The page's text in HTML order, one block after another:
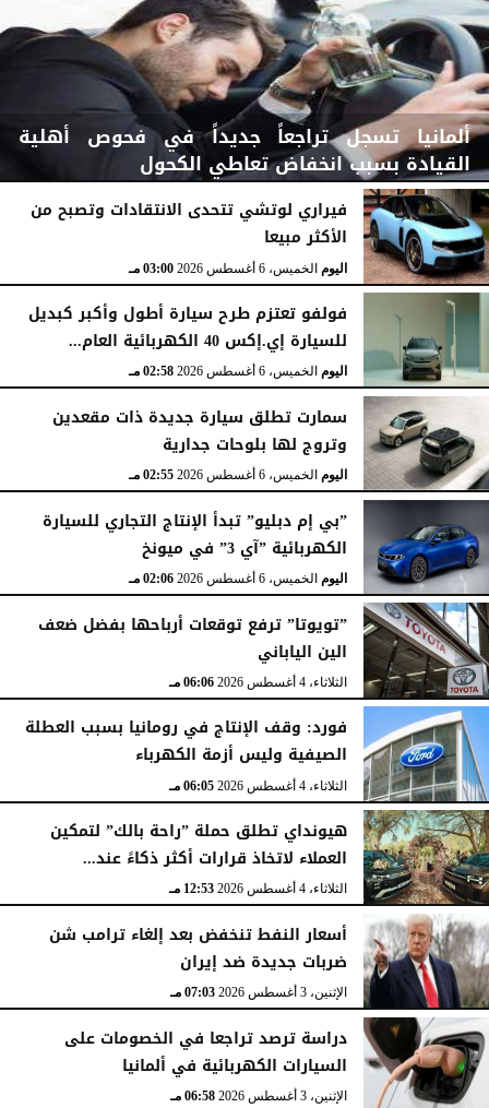
ألمانيا تسجل تراجعاً جديداً في فحوص أهلية
القيادة بسبب انخفاض تعاطي الكحول
اليوم الخميس، 6 أغسطس 2026 03:15 مـ
فيراري لوتشي تتحدى الانتقادات وتصبح من
الأكثر مبيعا
اليوم الخميس، 6 أغسطس 2026 03:00 مـ
فولفو تعتزم طرح سيارة أطول وأكبر كبديل
للسيارة إي.إكس 40 الكهربائية العام...
اليومالخميس، 6 أغسطس 2026 02:58 مـ
سمارت تطلق سيارة جديدة ذات مقعدين
وتروج لها بلوحات جدارية
اليومالخميس، 6 أغسطس 2026 02:55 مـ
”بي إم دبليو” تبدأ الإنتاج التجاري للسيارة
الكهربائية ”آي 3” في ميونخ
اليومالخميس، 6 أغسطس 2026 02:06 مـ
”تويوتا” ترفع توقعات أرباحها بفضل ضعف
الين الياباني
الثلاثاء، 4 أغسطس 2026 06:06 مـ
فورد: وقف الإنتاج في رومانيا بسبب العطلة
الصيفية وليس أزمة الكهرباء
الثلاثاء، 4 أغسطس 2026 06:05 مـ
هيونداي تطلق حملة ”راحة بالك” لتمكين
العملاء لاتخاذ قرارات أكثر ذكاءً عند...
الثلاثاء، 4 أغسطس 2026 12:53 مـ
أسعار النفط تنخفض بعد إلغاء ترامب شن
ضربات جديدة ضد إيران
الإثنين، 3 أغسطس 2026 07:03 مـ
دراسة ترصد تراجعا في الخصومات على
السيارات الكهربائية في ألمانيا
الإثنين، 3 أغسطس 2026 06:58 مـ